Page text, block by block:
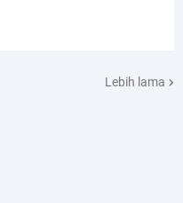
Lebih lama